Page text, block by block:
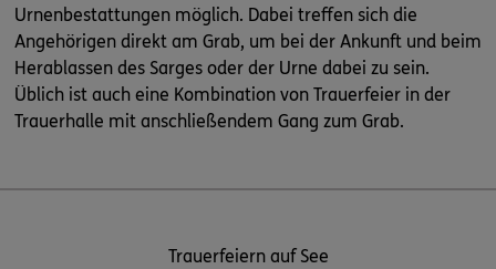
Urnenbestattungen möglich. Dabei treffen sich die
Angehörigen direkt am Grab, um bei der Ankunft und beim
Herablassen des Sarges oder der Urne dabei zu sein.
Üblich ist auch eine Kombination von Trauerfeier in der
Trauerhalle mit anschließendem Gang zum Grab.
Trauerfeiern auf See